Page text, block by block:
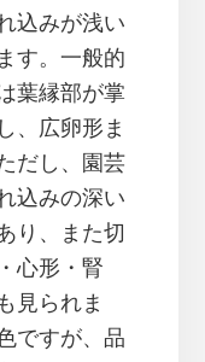
込みが浅い
す。一般的
葉縁部が掌
、広卵形ま
だし、園芸
込みの深い
り、また切
心形・腎
見られま
ですが、品